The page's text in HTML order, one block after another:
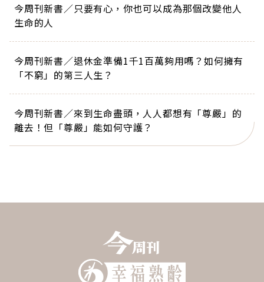
今周刊新書／只要有心，你也可以成為那個改變他人
生命的人
今周刊新書／退休金準備1千1百萬夠用嗎？如何擁有
「不窮」的第三人生？
今周刊新書／來到生命盡頭，人人都想有「尊嚴」的
離去！但「尊嚴」能如何守護？